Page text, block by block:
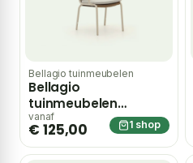
Bellagio tuinmeubelen
Bellagio
tuinmeubelen
Caronia dining
tuinstoel stapelbaar
– Taupe
vanaf
€ 125,00 1 shop